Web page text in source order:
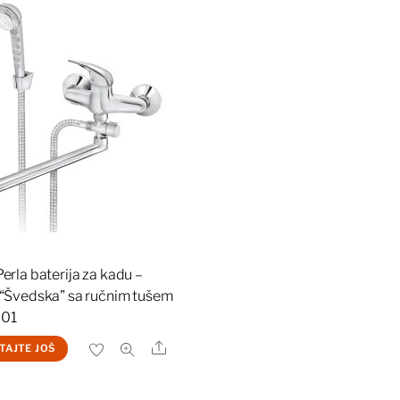
baterija za kadu –
sa ručnim tušem
JOŠ Share